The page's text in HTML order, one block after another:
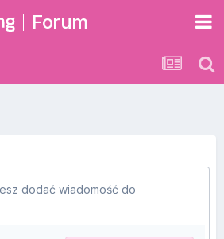
Forum
dodać wiadomość do